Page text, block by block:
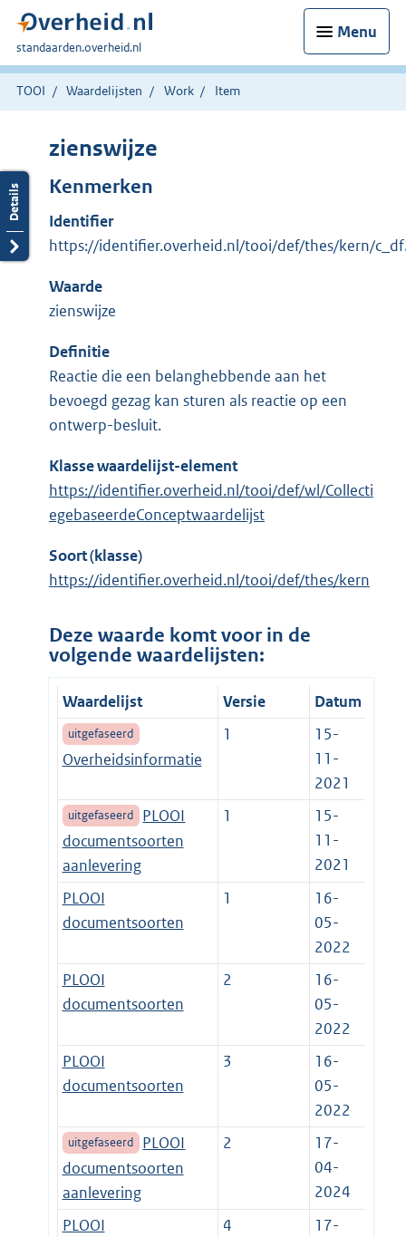
Menu
U
bent
hier:
standaarden.overheid.nl
TOOI Waardelijsten Work Item
zienswijze
Kenmerken
Identifier
https://identifier.overheid.nl/tooi/def/thes/kern/
Waarde
zienswijze
Definitie
Reactie die een belanghebbende aan het
bevoegd gezag kan sturen als reactie op een
ontwerp-besluit.
Klasse waardelijst-element
https://identifier.overheid.nl/tooi/def/wl/Collecti
egebaseerdeConceptwaardelijst
Soort (klasse)
https://identifier.overheid.nl/tooi/def/thes/kern
Deze waarde komt voor in de
volgende waardelijsten:
Waardelijst Versie Datum
uitgefaseerd
Overheidsinformatie
1
15-
11-
2021
uitgefaseerd
PLOOI
documentsoorten
aanlevering
1
15-
11-
2021
PLOOI
documentsoorten
1
16-
05-
2022
PLOOI
documentsoorten
2
16-
05-
2022
PLOOI
documentsoorten
3
16-
05-
2022
uitgefaseerd
PLOOI
documentsoorten
aanlevering
2
17-
04-
2024
PLOOI
4
17-